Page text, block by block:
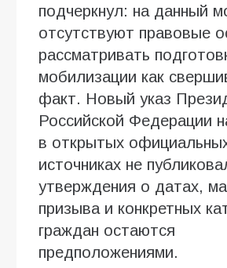
подчеркнул: на данный
отсутствуют правовые
рассматривать
мобилизации как
факт. Новый указ
Российской Федерации
в открытых
источниках не
утверждения о датах,
призыва и конкретных
граждан остаются
предположениями.